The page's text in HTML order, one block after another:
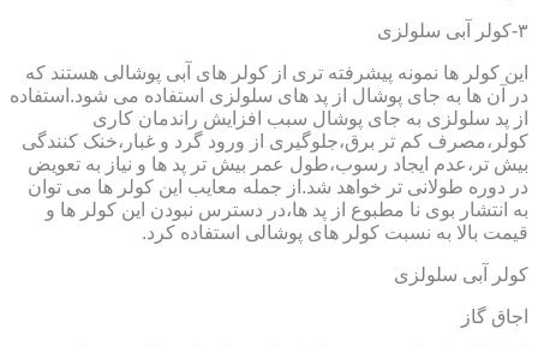
۳-کولر آبی سلولزی
این کولر ها نمونه پیشرفته تری از کولر های آبی پوشالی هستند که
در آن ها به جای پوشال از پد های سلولزی استفاده می شود.استفاده
از پد سلولزی به جای پوشال سبب افزایش راندمان کاری
کولر،مصرف کم تر برق،جلوگیری از ورود گرد و غبار،خنک کنندگی
بیش تر،عدم ایجاد رسوب،طول عمر بیش تر پد ها و نیاز به تعویض
در دوره طولانی تر خواهد شد.از جمله معایب این کولر ها می توان
به انتشار بوی نا مطبوع از پد ها،در دسترس نبودن این کولر ها و
قیمت بالا به نسبت کولر های پوشالی استفاده کرد.
کولر آبی سلولزی
اجاق گاز